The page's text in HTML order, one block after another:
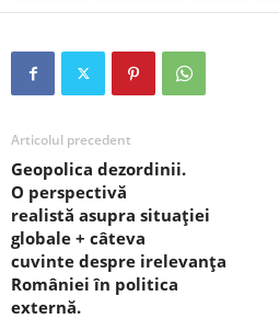
Articolul precedent
Geopolica dezordinii.
O perspectivă
realistă asupra situației
globale + câteva
cuvinte despre irelevanța
României în politica
externă.